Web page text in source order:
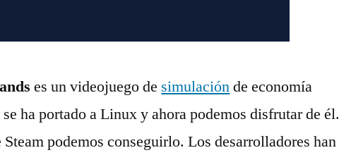
es un videojuego de simulaciónde economía
ha portado a Linux y ahora podemos disfrutar de él.
podemos conseguirlo. Los desarrolladores han